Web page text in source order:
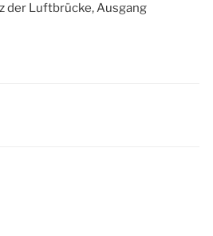
der Luftbrücke, Ausgang